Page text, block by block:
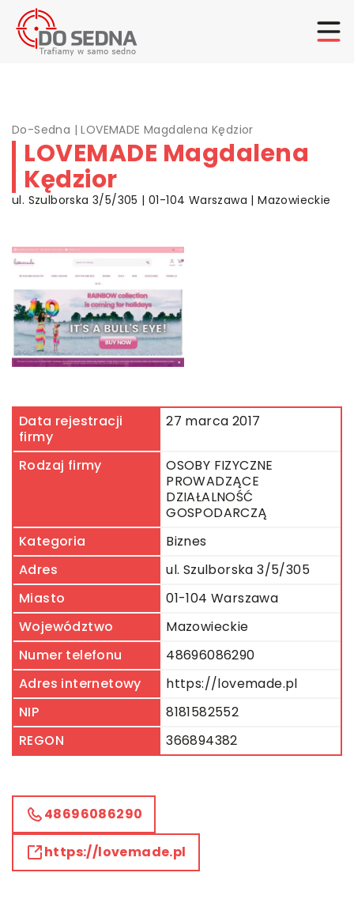
Do-Sedna |LOVEMADE Magdalena Kędzior
LOVEMADE Magdalena
Kędzior
ul. Szulborska 3/5/305 | 01-104 Warszawa | Mazowieckie
Data rejestracji
firmy
27 marca 2017
Rodzaj firmy
OSOBY FIZYCZNE
PROWADZĄCE
DZIAŁALNOŚĆ
GOSPODARCZĄ
Kategoria
Biznes
Adres
ul. Szulborska 3/5/305
Miasto
01-104 Warszawa
Województwo
Mazowieckie
Numer telefonu
48696086290
Adres internetowy
https://lovemade.pl
NIP
8181582552
REGON
366894382
48696086290
https://lovemade.pl